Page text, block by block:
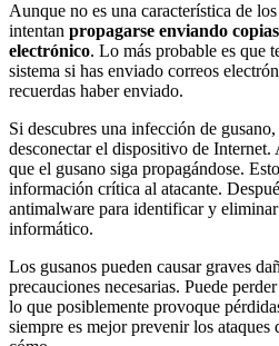
Aunque no es una característica de
intentan propagarse enviando copias
electrónico. Lo más probable es que
sistema si has enviado correos
recuerdas haber enviado.
Si descubres una infección de
desconectar el dispositivo de
que el gusano siga propagándose.
información crítica al atacante.
antimalware para identificar y
informático.
Los gusanos pueden causar graves
precauciones necesarias. Puede
lo que posiblemente provoque
siempre es mejor prevenir los